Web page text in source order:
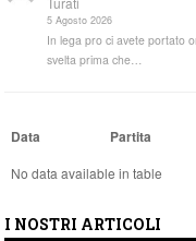
5 Agosto 2026
In lega pro ci avete portato
svelta prima che…
Data Partita
No data available in table
I NOSTRI ARTICOLI